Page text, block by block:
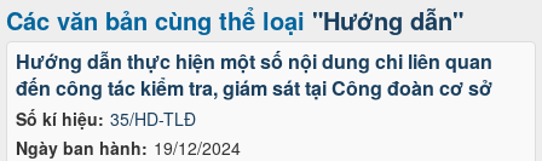
Các văn bản cùng thể loại "Hướng dẫn"
Số kí hiệu: 35/HD-TLĐ
Ngày ban hành: 19/12/2024
Hướng dẫn thực hiện một số nội dung chi liên quan
đến công tác kiểm tra, giám sát tại Công đoàn cơ sở